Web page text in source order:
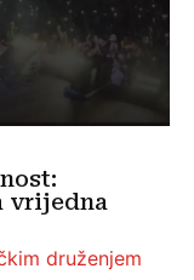
vrijedna